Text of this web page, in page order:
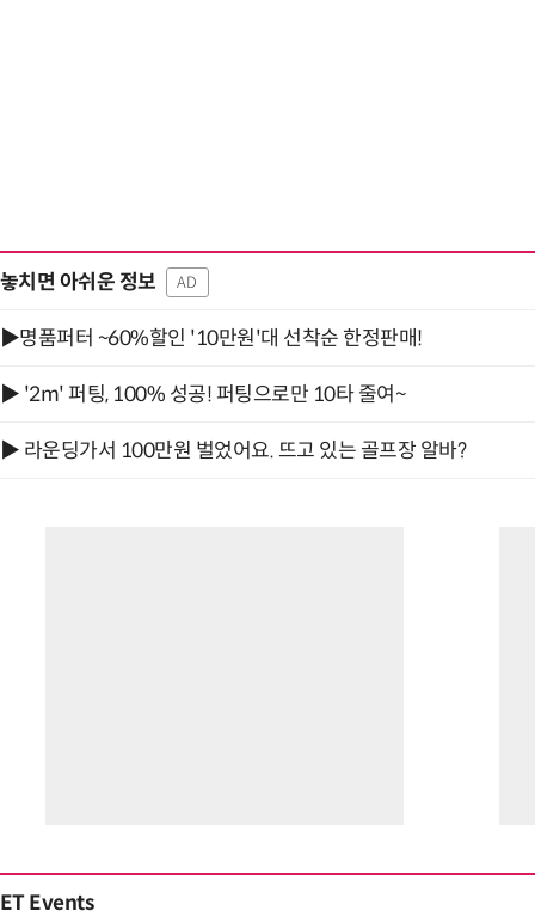
놓치면 아쉬운 정보 AD
▶명품퍼터 ~60%할인 '10만원'대 선착순 한정판매!
▶ '2m' 퍼팅, 100% 성공! 퍼팅으로만 10타 줄여~
▶ 라운딩가서 100만원 벌었어요. 뜨고 있는 골프장 알바?
ET Events